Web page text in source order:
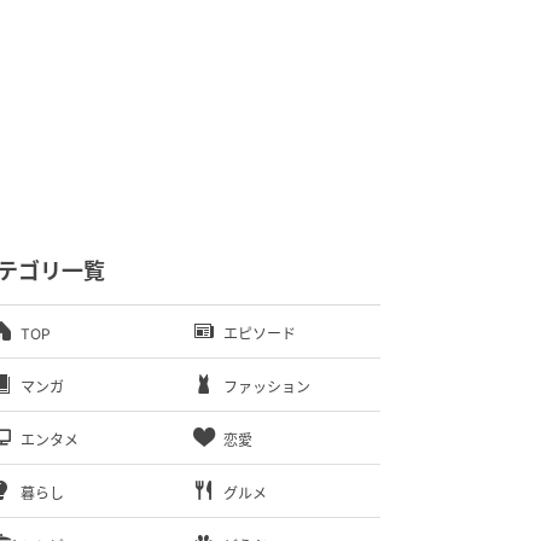
ゴリ一覧
TOP エピソード
マンガ ファッション
エンタメ 恋愛
暮らし グルメ